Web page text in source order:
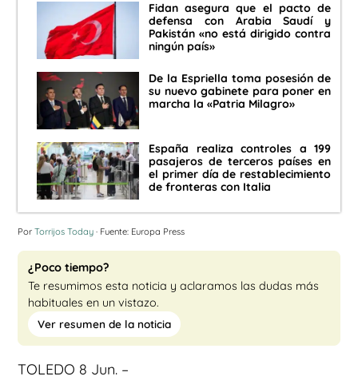
Fidan asegura que el pacto de
defensa con Arabia Saudí y
Pakistán «no está dirigido contra
ningún país»
De la Espriella toma posesión de
su nuevo gabinete para poner en
marcha la «Patria Milagro»
España realiza controles a 199
pasajeros de terceros países en
el primer día de restablecimiento
de fronteras con Italia
Por Torrijos Today · Fuente: Europa Press
¿Poco tiempo?
Te resumimos esta noticia y aclaramos las dudas más
habituales en un vistazo.
Ver resumen de la noticia
TOLEDO 8 Jun. –